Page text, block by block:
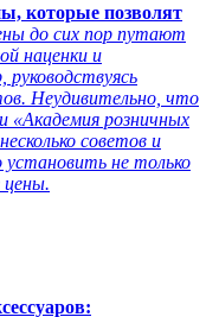
которые позволят
до сих пор путают
наценки и
Неудивительно, что
«Академия розничных
советов и
не только
цены.